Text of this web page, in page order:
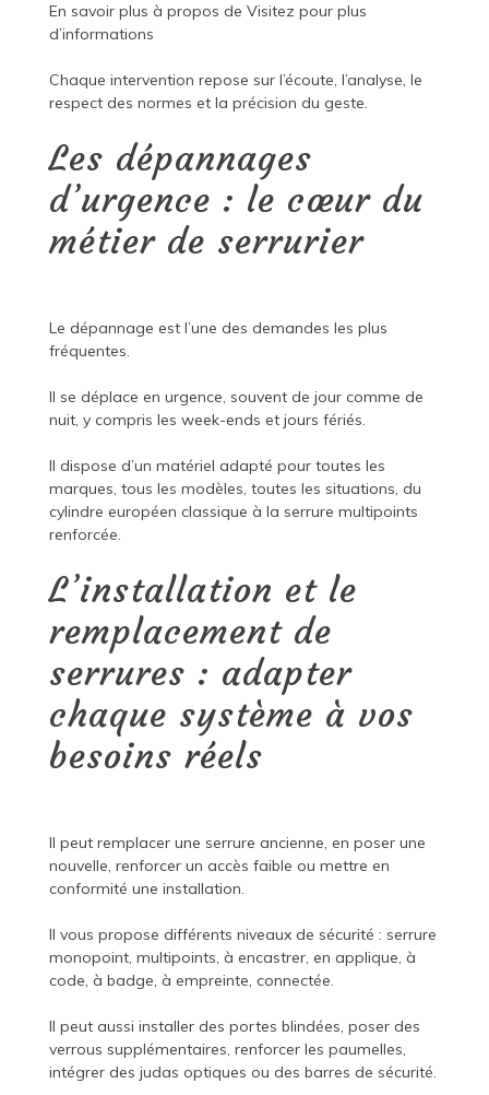
En savoir plus à propos de Visitez pour plus
d’informations
Chaque intervention repose sur l’écoute, l’analyse, le
respect des normes et la précision du geste.
Les dépannages
d’urgence : le cœur du
métier de serrurier
Le dépannage est l’une des demandes les plus
fréquentes.
Il se déplace en urgence, souvent de jour comme de
nuit, y compris les week-ends et jours fériés.
Il dispose d’un matériel adapté pour toutes les
marques, tous les modèles, toutes les situations, du
cylindre européen classique à la serrure multipoints
renforcée.
L’installation et le
remplacement de
serrures : adapter
chaque système à vos
besoins réels
Il peut remplacer une serrure ancienne, en poser une
nouvelle, renforcer un accès faible ou mettre en
conformité une installation.
Il vous propose différents niveaux de sécurité : serrure
monopoint, multipoints, à encastrer, en applique, à
code, à badge, à empreinte, connectée.
Il peut aussi installer des portes blindées, poser des
verrous supplémentaires, renforcer les paumelles,
intégrer des judas optiques ou des barres de sécurité.